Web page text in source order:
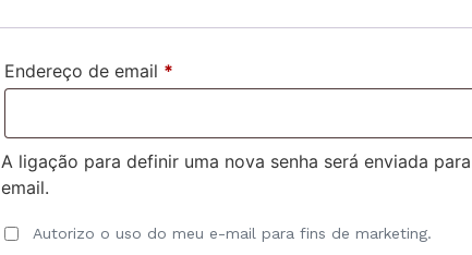
Endereço de email *
A ligação para definir uma nova senha será enviada
email.
Autorizo o uso do meu e-mail para fins de marketing.